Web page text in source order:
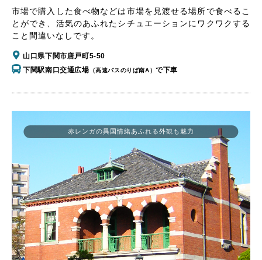
市場で購入した食べ物などは市場を見渡せる場所で食べるこ
とができ、活気のあふれたシチュエーションにワクワクする
こと間違いなしです。
山口県下関市唐戸町5-50
下関駅南口交通広場 （高速バスのりば南A）で下車
赤レンガの異国情緒あふれる外観も魅力